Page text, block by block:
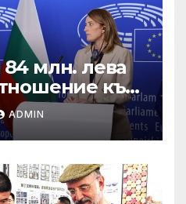
млн. лева
към
ADMIN